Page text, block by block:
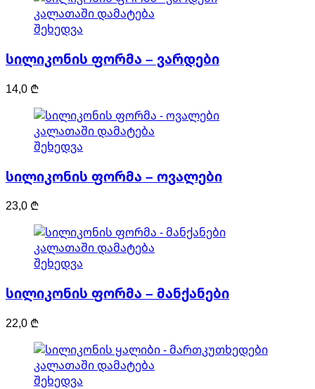
კალათაში დამატება
შეხედვა
სილიკონის ფორმა – ვარდები
14,0 ₾
კალათაში დამატება
შეხედვა
სილიკონის ფორმა – ოვალები
23,0 ₾
კალათაში დამატება
შეხედვა
სილიკონის ფორმა – მანქანები
22,0 ₾
კალათაში დამატება
შეხედვა